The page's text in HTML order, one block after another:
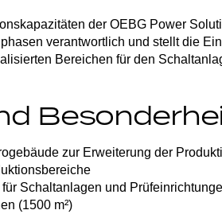
der OEBG Power
verantwortlich und stellt die
Bereichen für den
zur Erweiterung der
Schaltanlagen und
(1500 m²)